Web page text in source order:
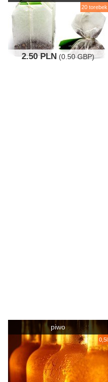
20 torebek
2.50 PLN (0.50 GBP)
piwo
0,5l